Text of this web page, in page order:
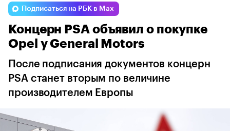
Jaecoo Voyah Haval
Подписаться на РБК в Max
Концерн PSA объявил о покупке
Opel у General Motors
После подписания документов концерн
PSA станет вторым по величине
производителем Европы